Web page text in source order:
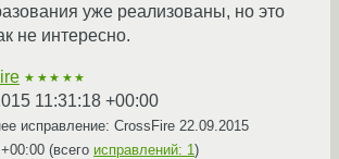
уже реализованы, но это
не интересно.
★★★★★
11:31:18 +00:00
исправление: CrossFire 22.09.2015
(всего исправлений: 1 )